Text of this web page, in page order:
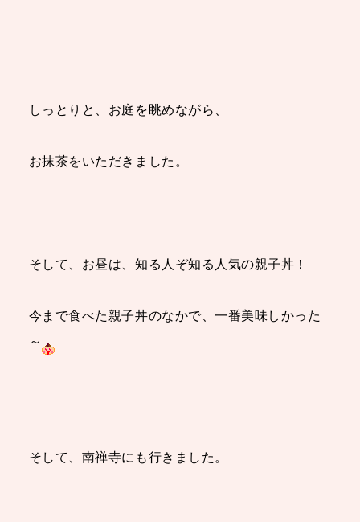
しっとりと、お庭を眺めながら、
お抹茶をいただきました。
そして、お昼は、知る人ぞ知る人気の親子丼！
今まで食べた親子丼のなかで、一番美味しかった
～
そして、南禅寺にも行きました。